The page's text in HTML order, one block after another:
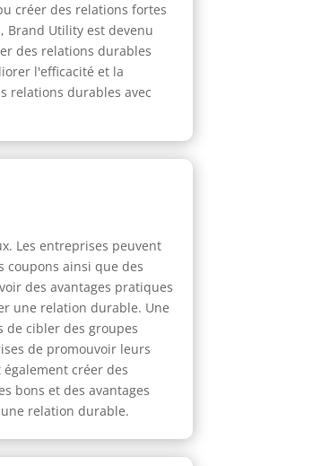
créer des relations fortes
Brand Utility est devenu
des relations durables
l'efficacité et la
relations durables avec
Les entreprises peuvent
coupons ainsi que des
des avantages pratiques
une relation durable. Une
de cibler des groupes
de promouvoir leurs
créer des
bons et des avantages
relation durable.